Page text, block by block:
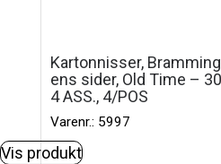
Kartonnisser,
ens sider, Old Time –
4 ASS., 4/POS
Varenr.: 5997
Vis produkt